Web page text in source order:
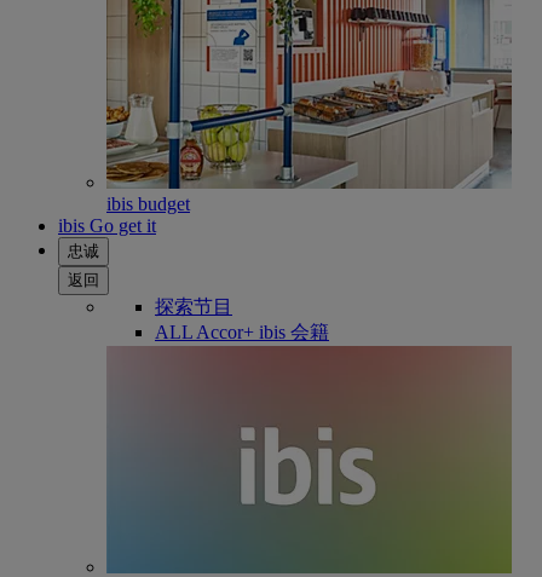
ibis budget
ibis Go get it
忠诚
返回
探索节目
ALL Accor+ ibis 会籍